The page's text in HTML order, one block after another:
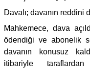
Davalı; davanın reddini
Mahkemece, dava
ödendiği ve abonelik
davanın konusuz
itibariyle